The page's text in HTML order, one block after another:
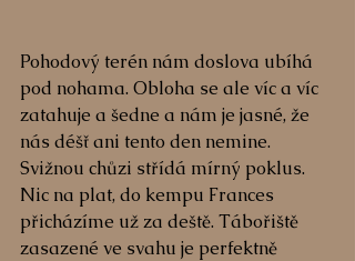
Pohodový terén nám doslova ubíhá
pod nohama. Obloha se ale víc a víc
zatahuje a šedne a nám je jasné, že
nás déšť ani tento den nemine.
Svižnou chůzi střídá mírný poklus.
Nic na plat, do kempu Frances
přicházíme už za deště. Tábořiště
zasazené ve svahu je perfektně